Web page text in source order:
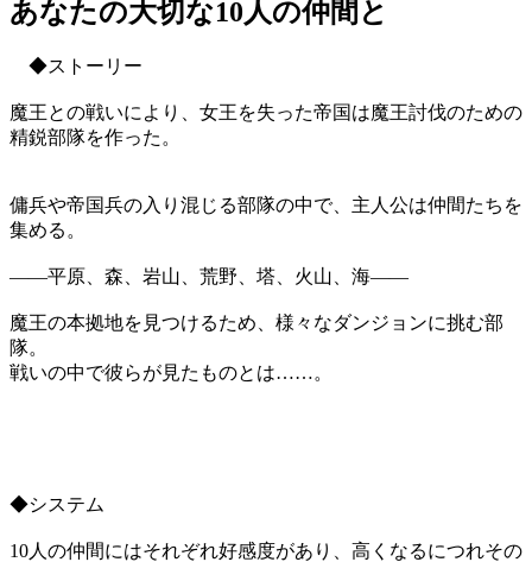
あなたの大切な10人の仲間と
◆ストーリー
魔王との戦いにより、女王を失った帝国は魔王討伐のための
精鋭部隊を作った。
傭兵や帝国兵の入り混じる部隊の中で、主人公は仲間たちを
集める。
――平原、森、岩山、荒野、塔、火山、海――
魔王の本拠地を見つけるため、様々なダンジョンに挑む部
隊。
戦いの中で彼らが見たものとは……。
◆システム
10人の仲間にはそれぞれ好感度があり、高くなるにつれその